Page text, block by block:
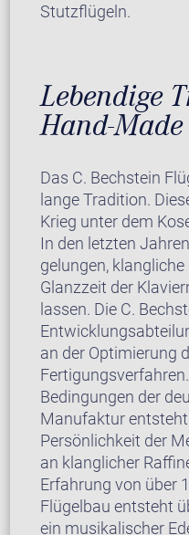
Stutzflügeln.
Lebendige
Hand-
Das C. Bechstein
lange Tradition.
Krieg unter dem
In den letzten
gelungen,
Glanzzeit der
lassen. Die C.
an der Optimierung
Bedingungen der
Manufaktur
Persönlichkeit der
an klanglicher
Erfahrung von über
Flügelbau entsteht
ein musikalischer